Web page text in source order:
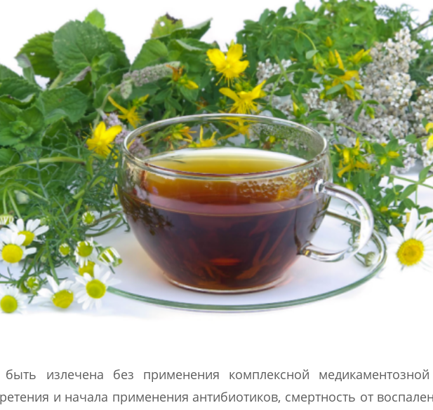
излечена без применения комплексной медикаментозной
и начала применения антибиотиков, смертность от